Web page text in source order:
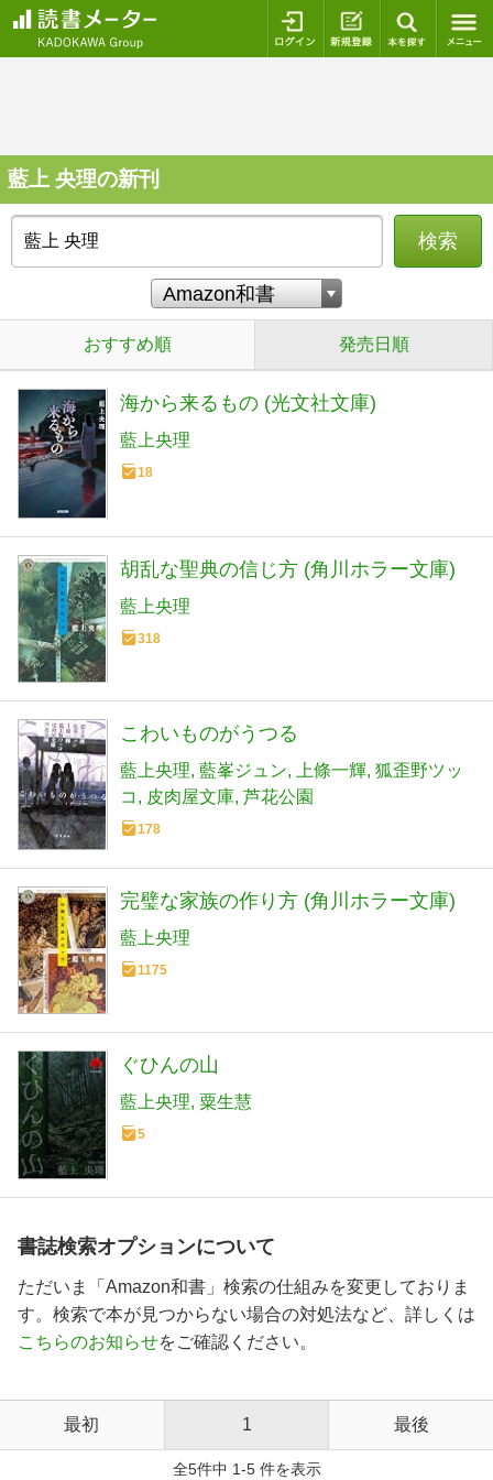
ログイン 新規登録
藍上 央理の新刊
検索
おすすめ順 発売日順
海から来るもの (光文社文庫)
藍上央理
18
胡乱な聖典の信じ方 (角川ホラー文庫)
藍上央理
318
こわいものがうつる
藍上央理 藍峯ジュン 上條一輝 狐歪野ツッ
コ
皮肉屋文庫 芦花公園
178
完璧な家族の作り方 (角川ホラー文庫)
藍上央理
1175
ぐひんの山
藍上央理 粟生慧
5
書誌検索オプションについて
ただいま「Amazon和書」検索の仕組みを変更しておりま
す。検索で本が見つからない場合の対処法など、詳しくは
こちらのお知らせをご確認ください。
最初 1 最後
全5件中 1-5 件を表示